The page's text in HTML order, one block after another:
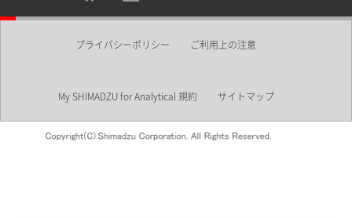
プライバシーポリシー ご利用上の注意
My SHIMADZU for Analytical 規約 サイトマップ